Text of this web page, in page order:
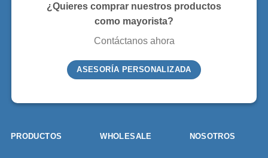
¿Quieres comprar nuestros productos
como mayorista?
Contáctanos ahora
ASESORÍA PERSONALIZADA
PRODUCTOS WHOLESALE NOSOTROS